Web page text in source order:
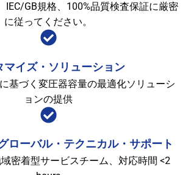
IEC/GB規格、100%品質検査保証に厳密
に従ってください。
マイズ・ソリューション
基づく変圧器容量の最適化ソリューシ
ョンの提供
ローバル・テクニカル・サポート
密着型サービスチーム、対応時間 <2